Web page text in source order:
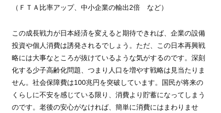
（ＦＴＡ比率アップ、中小企業の輸出2倍 など）
この成長戦力が日本経済を変えると期待できれば、企業の設備
投資や個人消費は誘発されるでしょう。ただ、この日本再興戦
略には大事なところが抜けているような気がするのです。深刻
化する少子高齢化問題、つまり人口を増やす戦略は見当たりま
せん。社会保障費は100兆円を突破しています。国民が将来の
くらしに不安を感じている限り、消費より貯蓄になってしまう
のです。老後の安心がなければ、簡単に消費にはまわりませ